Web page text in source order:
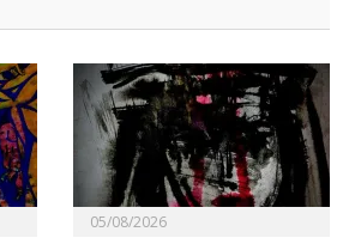
05/08/2026